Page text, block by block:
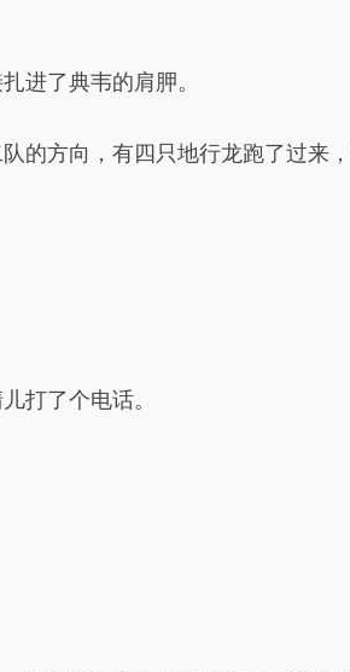
进了典韦的肩胛。
的方向，有四只地行龙跑了过来
打了个电话。